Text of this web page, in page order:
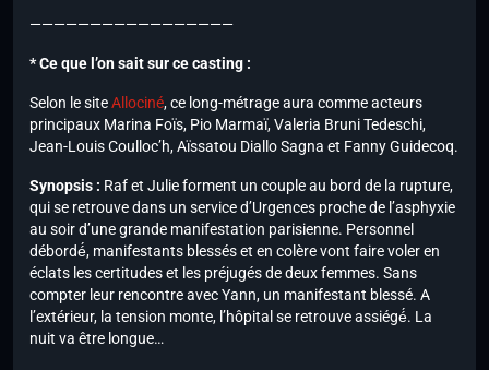
—————————————————
* Ce que l’on sait sur ce casting :
Selon le siteAllociné, ce long-métrage aura comme acteurs
principaux Marina Foïs, Pio Marmaï, Valeria Bruni Tedeschi,
Jean-Louis Coulloc’h, Aïssatou Diallo Sagna et Fanny Guidecoq.
Synopsis : Raf et Julie forment un couple au bord de la rupture,
qui se retrouve dans un service d’Urgences proche de l’asphyxie
au soir d’une grande manifestation parisienne. Personnel
débordé́, manifestants blessés et en colère vont faire voler en
éclats les certitudes et les préjugés de deux femmes. Sans
compter leur rencontre avec Yann, un manifestant blessé. A
l’extérieur, la tension monte, l’hôpital se retrouve assiégé́. La
nuit va être longue…